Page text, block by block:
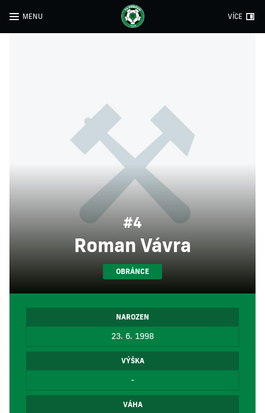
MENU VÍCE
#4
Roman Vávra
OBRÁNCE
NAROZEN
23. 6. 1998
VÝŠKA
-
VÁHA